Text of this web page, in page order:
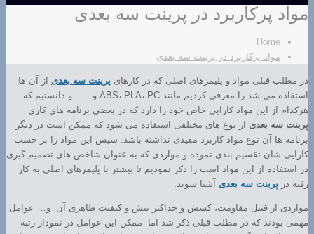
مواد پرکاربرد در پرینت سه بعدی
Home
مواد پرکاربرد در پرینت سه بعدی
در مطلب قبلی مواد و پلیمرهای اصلی که در کارهای پرینت سه بعدی از آن ها
استفاده می شد را معرفی کردیم مانند ABS، PLA، PC و…. . و دانستیم که
هرکدام از این مواد کارایی خاص خود را دارد که در بعضی برنامه های کاری
پرینت سه بعدی از نوع های مختلفی استفاده می شود که ممکن است در دیگر
برنامه ها آن نوع مواد کاربرد مفیدی نداشته باشد. سپس این مواد را بر حسب
کارایی شان تقسیم بندی نموده و مواردی که به عنوان شاخص های تصمیم گیری
در استفاده از این مواد است را ذکر نمودیم تا بیشتر با پلیمرهای اصلی به کار
رفته در پرینت سه بعدی آشنا شوید.
مواردی از قبیل مقاومت، کشش و حداکثر تنش و کیفیت ظاهری آن و… عوامل
مهمی بودند که در مطلب قبلی ذکر شد اما ممکن این عوامل در نمودار رتبه